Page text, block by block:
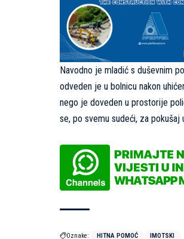
Navodno je mladić s duševnim
odveden je u bolnicu nakon
nego je doveden u prostorije
se, po svemu sudeći, za pokušaj
Oznake: HITNA POMOĆ
IMOTSKI